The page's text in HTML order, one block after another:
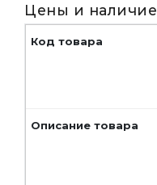
Цены и наличие